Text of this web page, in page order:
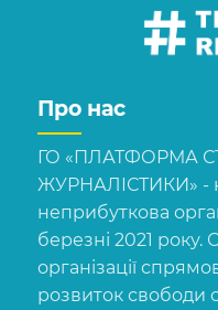
Про нас
ГО «ПЛАТФОРМА
ЖУРНАЛІСТИКИ» -
неприбуткова
березні 2021 року.
організації
розвиток свободи